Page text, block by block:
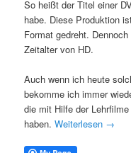
So heißt der Titel einer
habe. Diese Produktion
Format gedreht.
Zeitalter von HD.
Auch wenn ich heute
bekomme ich immer
die mit Hilfe der
haben.Weiterlesen →